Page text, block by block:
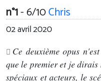
n°1- 6/10Chris
02 avril 2020
Ce deuxième opus
que le premier et je dirais
spéciaux et acteurs, le